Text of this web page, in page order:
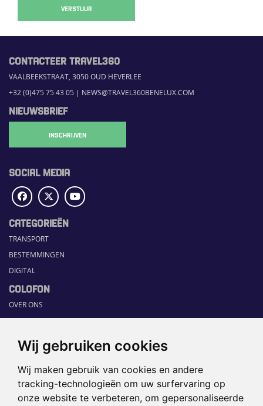
Wij gebruiken cookies
Wij maken gebruik van cookies en andere
tracking-technologieën om uw surfervaring op
onze website te verbeteren, om gepersonaliseerde
VERSTUUR
CONTACTEER TRAVEL360
VAALBEEKSTRAAT, 3050 OUD HEVERLEE
+32 (0)475 75 43 05 | NEWS@TRAVEL360BENELUX.COM
NIEUWSBRIEF
INSCHRIJVEN
SOCIAL MEDIA
CATEGORIEËN
TRANSPORT
BESTEMMINGEN
DIGITAL
COLOFON
OVER ONS
COMMUNICATION PLATFORM
RUBRIEKEN
HOME
SECTORGIDS
JOBS